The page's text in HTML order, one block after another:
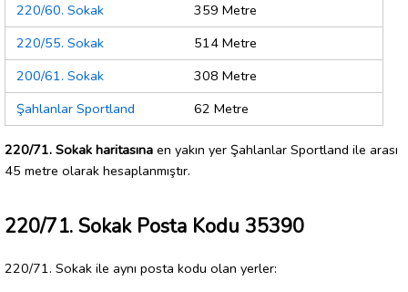
220/60. Sokak
359 Metre
220/55. Sokak
514 Metre
200/61. Sokak
308 Metre
Şahlanlar Sportland
62 Metre
220/71. Sokak haritasına en yakın yer Şahlanlar Sportland ile arası
45 metre olarak hesaplanmıştır.
220/71. Sokak Posta Kodu 35390
220/71. Sokak ile aynı posta kodu olan yerler: